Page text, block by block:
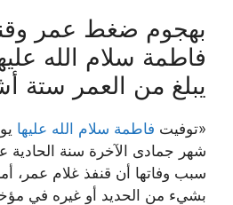
بهجوم ضغط عمر
فاطمة سلام الله
يبلغ من العمر ستة
«توفيت فاطمة سلام الله عليها
شهر جمادى الآخرة سنة
سبب وفاتها أن قنفذ غلام عمر،
بشيء من الحديد أو غيره في